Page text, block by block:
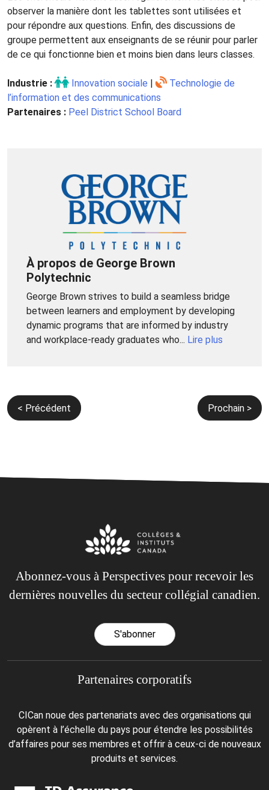
observer la manière dont les tablettes sont utilisées et
pour répondre aux questions. Enfin, des discussions de
groupe permettent aux enseignants de se réunir pour parler
de ce qui fonctionne bien et moins bien dans leurs classes.
Industrie : Innovation sociale |
Technologie de
l’information et des communications
Partenaires : Peel District School Board
À propos de George Brown
Polytechnic
George Brown strives to build a seamless bridge
between learners and employment by developing
dynamic programs that are informed by industry
and workplace-ready graduates who... Lire plus
Navigation
< Précédent Prochain >
Abonnez-vous à Perspectives pour recevoir les
dernières nouvelles du secteur collégial canadien.
S'abonner
Partenaires corporatifs
CICan noue des partenariats avec des organisations qui
opèrent à l’échelle du pays pour étendre les possibilités
d’affaires pour ses membres et offrir à ceux-ci de nouveaux
produits et services.